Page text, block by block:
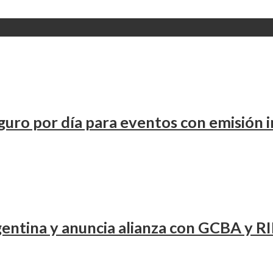
por día para eventos con emisión
y anuncia alianza con GCBA y